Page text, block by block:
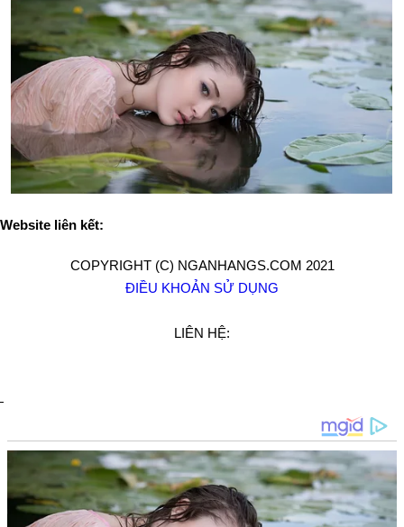
Website liên kết:
COPYRIGHT (C) NGANHANGS.COM 2021
ĐIỀU KHOẢN SỬ DỤNG
LIÊN HỆ: